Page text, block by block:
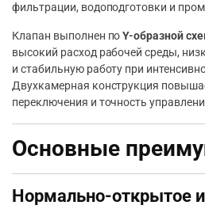
фильтрации, водоподготовки и
Клапан выполнен поY-образной
высокий расход рабочей среды,
и стабильную работу при
Двухкамерная конструкция
переключения и точность
Основные
Нормально-открытое